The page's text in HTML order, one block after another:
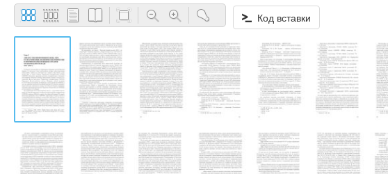
Код вставки